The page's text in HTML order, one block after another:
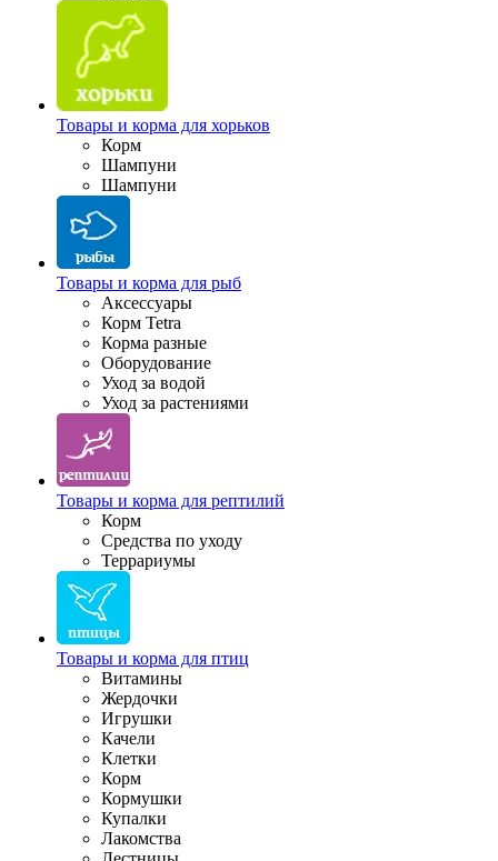
Товары и корма для хорьков
Корм
Шампуни
Шампуни
Товары и корма для рыб
Аксессуары
Корм Tetra
Корма разные
Оборудование
Уход за водой
Уход за растениями
Товары и корма для рептилий
Корм
Средства по уходу
Террариумы
Товары и корма для птиц
Витамины
Жердочки
Игрушки
Качели
Клетки
Корм
Кормушки
Купалки
Лакомства